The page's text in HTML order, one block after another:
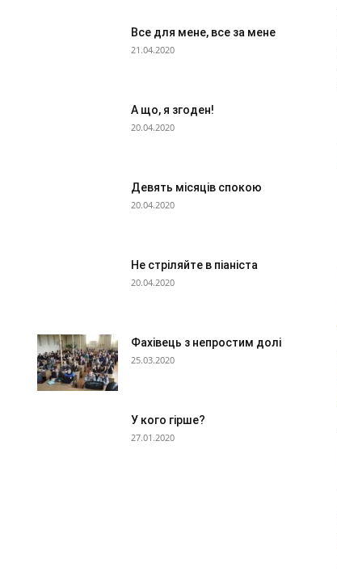
Все для мене, все за мене
21.04.2020
А що, я згоден!
20.04.2020
Девять місяців спокою
20.04.2020
Не стріляйте в піаніста
20.04.2020
Фахівець з непростим долі
25.03.2020
У кого гірше?
27.01.2020